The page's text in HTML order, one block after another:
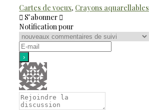
Cartes de voeux, Crayons aquarellables
S’abonner
Notification pour